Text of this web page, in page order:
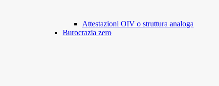
Attestazioni OIV o struttura analoga
Burocrazia zero